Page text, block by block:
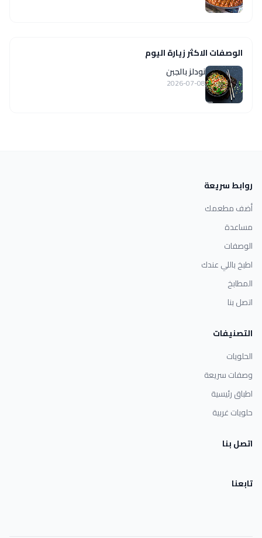
الوصفات الاكثر زيارة اليوم
نودلز بالجبن
2026-07-08
روابط سريعة
أضف مطعمك
مساعدة
الوصفات
اطبخ باللي عندك
المطابخ
اتصل بنا
التصنيفات
الحلويات
وصفات سريعة
اطباق رئيسية
حلويات غربية
اتصل بنا
تابعنا